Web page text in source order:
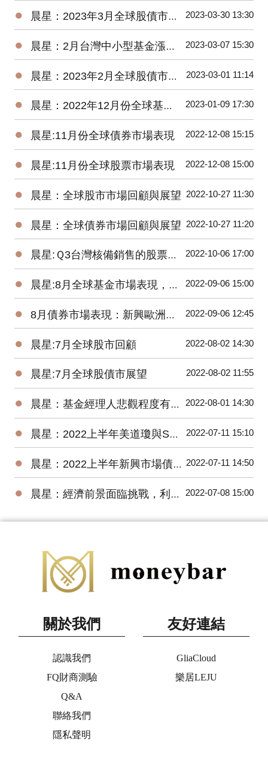
● 晨星：2023年3月全球股債市展望 2023-03-30 13:30
● 晨星：2月台灣中小型基金漲逾4%，債券基金全軍覆沒 2023-03-07 15:30
● 晨星：2023年2月全球股債市展望 2023-03-01 11:14
● 晨星：2022年12月份全球基金市場年報 2023-01-09 17:30
● 晨星:11月份全球債券市場表現 2022-12-08 15:15
● 晨星:11月份全球股票市場表現 2022-12-08 15:00
● 晨星：全球股市市場回顧與展望 2022-10-27 11:30
● 晨星：全球債券市場回顧與展望 2022-10-27 11:20
● 晨星:Ｑ3台灣核備銷售的股票型基金虧損8.77%，債券型基金虧損5.61% 2022-10-06 17:00
● 晨星:8月全球基金市場表現，能源基金逆勢上漲2.8%、貴金屬基金下跌7.9% 2022-09-06 15:00
● 8月債券市場表現：新興歐洲債券基金交出17.58%高報酬令人驚艷 2022-09-06 12:45
● 晨星:7月全球股市回顧 2022-08-02 14:30
● 晨星:7月全球股債市展望 2022-08-02 11:55
● 晨星：基金經理人悲觀程度有史以來最高，關注企業獲利揭示的未來方向 2022-08-01 14:30
● 晨星：2022上半年美道瓊與S&P500 數下跌15.30%、20.56%，台股基金平均報酬率為-22.18% 2022-07-11 15:10
● 晨星：2022上半年新興市場債券基金因俄羅斯債券跌幅最深 2022-07-11 14:50
● 晨星：經濟前景面臨挑戰，利率將進一步上升 2022-07-08 15:00
關於我們
認識我們
FQ財商測驗
Q&A
聯絡我們
隱私聲明
友好連結
GliaCloud
樂居LEJU